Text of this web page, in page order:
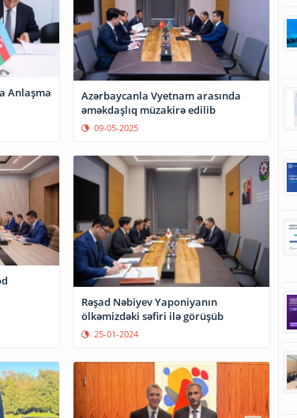
Anlaşma
Azərbaycanla Vyetnam arasında
əməkdaşlıq müzakirə edilib
09-05-2025
Rəşad Nəbiyev Yaponiyanın
ölkəmizdəki səfiri ilə görüşüb
25-01-2024